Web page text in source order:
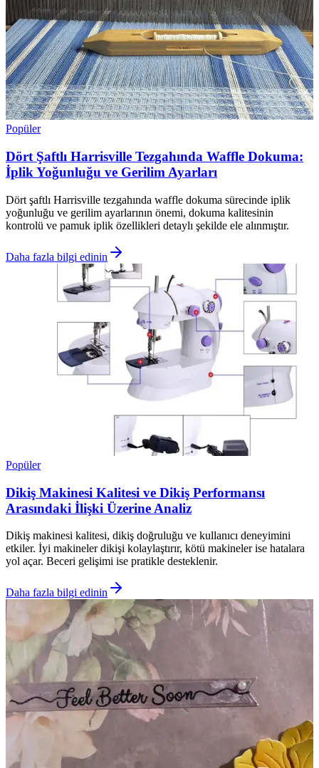
Popüler
Dört Şaftlı Harrisville Tezgahında Waffle Dokuma:
İplik Yoğunluğu ve Gerilim Ayarları
Dört şaftlı Harrisville tezgahında waffle dokuma sürecinde iplik
yoğunluğu ve gerilim ayarlarının önemi, dokuma kalitesinin
kontrolü ve pamuk iplik özellikleri detaylı şekilde ele alınmıştır.
Daha fazla bilgi edinin
Popüler
Dikiş Makinesi Kalitesi ve Dikiş Performansı
Arasındaki İlişki Üzerine Analiz
Dikiş makinesi kalitesi, dikiş doğruluğu ve kullanıcı deneyimini
etkiler. İyi makineler dikişi kolaylaştırır, kötü makineler ise hatalara
yol açar. Beceri gelişimi ise pratikle desteklenir.
Daha fazla bilgi edinin